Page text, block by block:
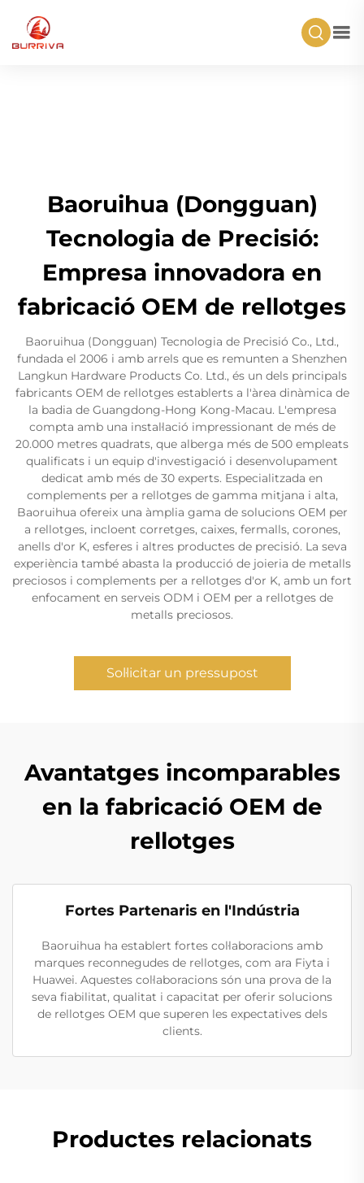
Baoruihua (Dongguan)
Tecnologia de Precisió:
Empresa innovadora en
fabricació OEM de rellotges
Baoruihua (Dongguan) Tecnologia de Precisió Co., Ltd.,
fundada el 2006 i amb arrels que es remunten a Shenzhen
Langkun Hardware Products Co. Ltd., és un dels principals
fabricants OEM de rellotges establerts a l'àrea dinàmica de
la badia de Guangdong-Hong Kong-Macau. L'empresa
compta amb una instal·lació impressionant de més de
20.000 metres quadrats, que alberga més de 500 empleats
qualificats i un equip d'investigació i desenvolupament
dedicat amb més de 30 experts. Especialitzada en
complements per a rellotges de gamma mitjana i alta,
Baoruihua ofereix una àmplia gama de solucions OEM per
a rellotges, incloent corretges, caixes, fermalls, corones,
anells d'or K, esferes i altres productes de precisió. La seva
experiència també abasta la producció de joieria de metalls
preciosos i complements per a rellotges d'or K, amb un fort
enfocament en serveis ODM i OEM per a rellotges de
metalls preciosos.
Sol·licitar un pressupost
Avantatges incomparables
en la fabricació OEM de
rellotges
Fortes Partenaris en l'Indústria
Baoruihua ha establert fortes col·laboracions amb
marques reconnegudes de rellotges, com ara Fiyta i
Huawei. Aquestes col·laboracions són una prova de la
seva fiabilitat, qualitat i capacitat per oferir solucions
de rellotges OEM que superen les expectatives dels
clients.
Productes relacionats